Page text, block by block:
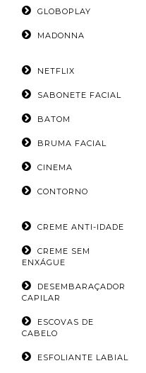
GLOBOPLAY
MADONNA
NETFLIX
SABONETE FACIAL
BATOM
BRUMA FACIAL
CINEMA
CONTORNO
CREME ANTI-IDADE
CREME SEM
ENXÁGUE
DESEMBARAÇADOR
CAPILAR
ESCOVAS DE
CABELO
ESFOLIANTE LABIAL